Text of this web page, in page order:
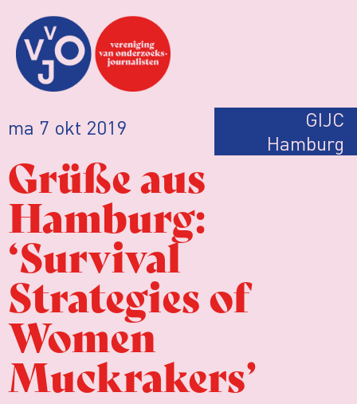
ma 7 okt 2019
GIJC
Hamburg
Grüße aus
Hamburg:
‘Survival
Strategies of
Women
Muckrakers’